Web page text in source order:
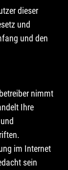
dieser
und
und den
nimmt
Ihre
im Internet
sein